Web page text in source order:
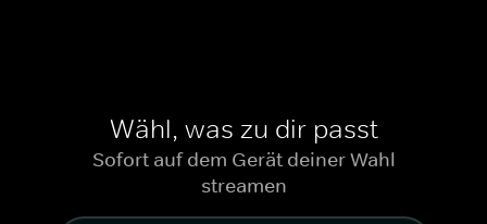
Wähl, was zu dir passt
Sofort auf dem Gerät deiner Wahl
streamen